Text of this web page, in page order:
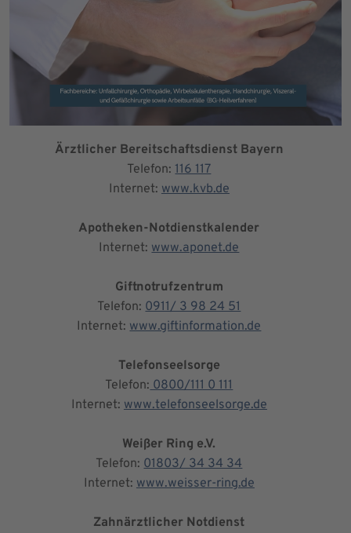
Ärztlicher Bereitschaftsdienst Bayern
Telefon:116 117
Internet: www.kvb.de
Apotheken-Notdienstkalender
Internet: www.aponet.de
Giftnotrufzentrum
Telefon: 0911/ 3 98 24 51
Internet: www.giftinformation.de
Telefonseelsorge
Telefon: 0800/111 0 111
Internet: www.telefonseelsorge.de
Weißer Ring e.V.
Telefon: 01803/ 34 34 34
Internet: www.weisser-ring.de
Zahnärztlicher Notdienst